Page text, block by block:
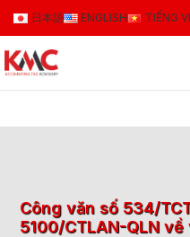
日本語 ENGLISH TIẾNG
Công văn số 534/
5100/CTLAN-QLN